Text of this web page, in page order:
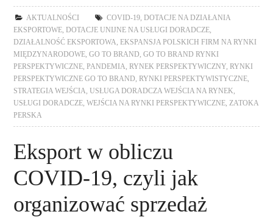
AKTUALNOŚCI COVID-19 ,DOTACJE NA DZIAŁANIA
EKSPORTOWE ,DOTACJE UNIJNE NA USŁUGI DORADCZE
DZIAŁALNOŚĆ EKSPORTOWA ,EKSPANSJA POLSKICH FIRM NA RYNKI
MIĘDZYNARODOWE ,GO TO BRAND ,GO TO BRAND RYNKI
PERSPEKTYWICZNE ,PANDEMIA ,RYNEK PERSPEKTYWICZNY ,RYNKI
PERSPEKTYWICZNE GO TO BRAND ,RYNKI PERSPEKTYWISTYCZNE
STRATEGIA WEJŚCIA ,USŁUGA DORADCZA WEJŚCIA NA RYNEK
USŁUGI DORADCZE ,WEJŚCIA NA RYNKI PERSPEKTYWICZNE ZATOKA
PERSKA
Eksport w obliczu
COVID-19, czyli jak
organizować sprzedaż